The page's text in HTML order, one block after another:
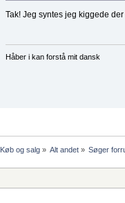
Tak! Jeg syntes jeg kiggede
Håber i kan forstå mit dansk
Køb og salg» Alt andet» Søger